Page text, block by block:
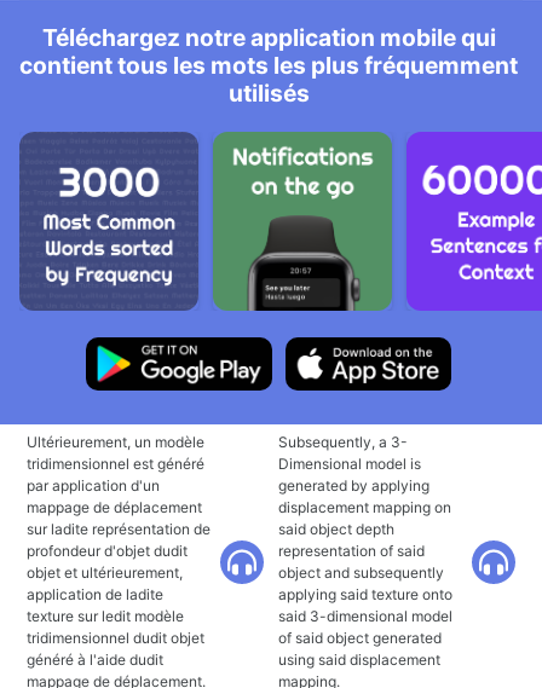
Téléchargez notre application mobile qui
contient tous les mots les plus fréquemment
utilisés
Ultérieurement, un modèle
tridimensionnel est généré
par application d'un
mappage de déplacement
sur ladite représentation de
profondeur d'objet dudit
objet et ultérieurement,
application de ladite
texture sur ledit modèle
tridimensionnel dudit objet
généré à l'aide dudit
mappage de déplacement.
Subsequently, a 3-
Dimensional model is
generated by applying
displacement mapping on
said object depth
representation of said
object and subsequently
applying said texture onto
said 3-dimensional model
of said object generated
using said displacement
mapping.